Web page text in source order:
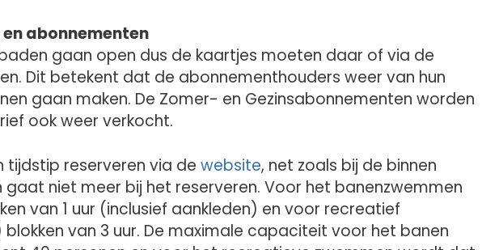
abonnementen
gaan open dus de kaartjes moeten daar of via de
Dit betekent dat de abonnementhouders weer van hun
gaan maken. De Zomer- en Gezinsabonnementen worden
ook weer verkocht.
reserveren via de website, net zoals bij de binnen
niet meer bij het reserveren. Voor het banenzwemmen
van 1 uur (inclusief aankleden) en voor recreatief
blokken van 3 uur. De maximale capaciteit voor het banen